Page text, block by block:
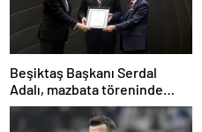
Beşiktaş Başkanı Serdal
Adalı, mazbata töreninde
konuştu: Gün istikrar